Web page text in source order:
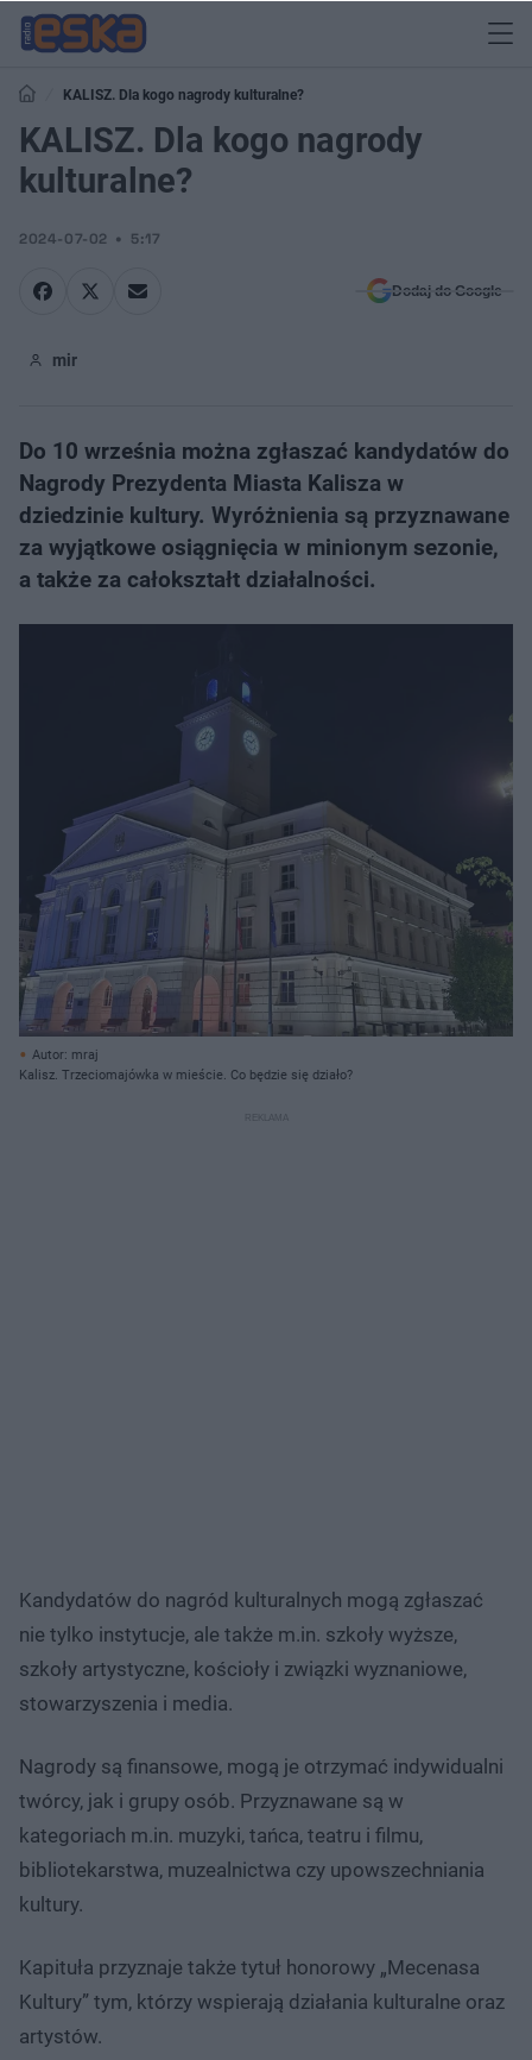
KALISZ. Dla kogo nagrody kulturalne?
KALISZ. Dla kogo nagrody
kulturalne?
2024-07-02 5:17
Dodaj do Google
mir
Do 10 września można zgłaszać kandydatów do
Nagrody Prezydenta Miasta Kalisza w
dziedzinie kultury. Wyróżnienia są przyznawane
za wyjątkowe osiągnięcia w minionym sezonie,
a także za całokształt działalności.
Autor: mraj
Kalisz. Trzeciomajówka w mieście. Co będzie się działo?
Kandydatów do nagród kulturalnych mogą zgłaszać
nie tylko instytucje, ale także m.in. szkoły wyższe,
szkoły artystyczne, kościoły i związki wyznaniowe,
stowarzyszenia i media.
Nagrody są finansowe, mogą je otrzymać indywidualni
twórcy, jak i grupy osób. Przyznawane są w
kategoriach m.in. muzyki, tańca, teatru i filmu,
bibliotekarstwa, muzealnictwa czy upowszechniania
kultury.
Kapituła przyznaje także tytuł honorowy „Mecenasa
Kultury” tym, którzy wspierają działania kulturalne oraz
artystów.